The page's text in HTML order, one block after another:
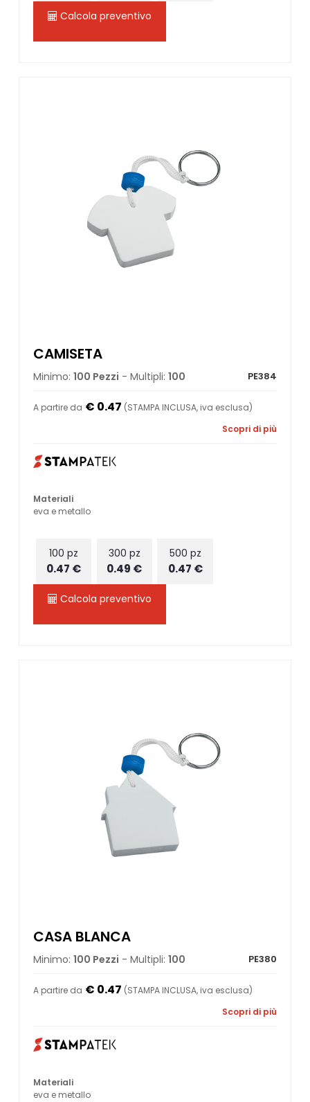
Calcola preventivo
CAMISETA
Minimo: 100 Pezzi - Multipli: 100 PE384
A partire da € 0.47 (STAMPA INCLUSA, iva esclusa)
Scopri di più
Materiali
eva e metallo
100 pz
0.47 €
300 pz
0.49 €
500 pz
0.47 €
Calcola preventivo
CASA BLANCA
Minimo: 100 Pezzi - Multipli: 100 PE380
A partire da € 0.47 (STAMPA INCLUSA, iva esclusa)
Scopri di più
Materiali
eva e metallo